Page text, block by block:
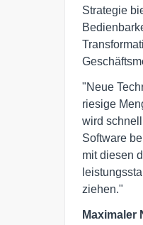
Strategie
"Neue
riesige
wird
Software
mit diesen
ziehen."
Maximaler